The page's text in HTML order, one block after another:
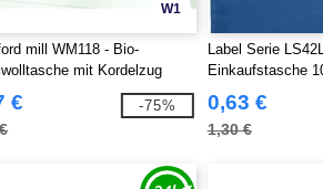
W1
mill WM118 - Bio-
mit Kordelzug
€ -75%
Label Serie
Einkaufstasche
0,63 €
1,30 €